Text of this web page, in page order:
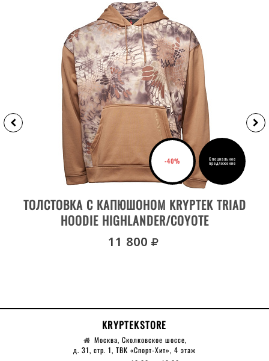
-40% Специальное
предложение
ТОЛСТОВКА С КАПЮШОНОМ KRYPTEK TRIAD
HOODIE HIGHLANDER/COYOTE
11 800
KRYPTEKSTORE
Москва, Сколковское шоссе,
д. 31, стр. 1, ТВК «Спорт-Хит», 4 этаж